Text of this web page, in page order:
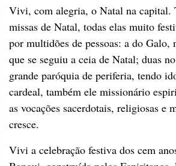
Vivi, com alegria, o Natal na capital.
missas de Natal, todas elas muito
por multidões de pessoas: a do Galo,
que se seguiu a ceia de Natal; duas
grande paróquia de periferia, tendo
cardeal, também ele missionário
as vocações sacerdotais, religiosas e
cresce.
Vivi a celebração festiva dos cem